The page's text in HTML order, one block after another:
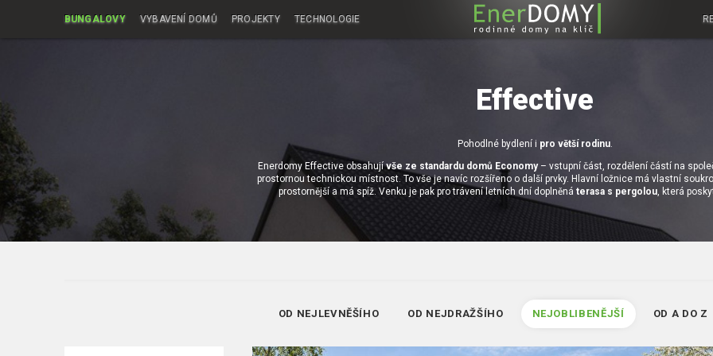
BUNGALOVY VYBAVENÍ DOMŮ PROJEKTY TECHNOLOGIE
Effective
Pohodlné bydlení i pro větší rodinu.
Enerdomy Effective obsahujívše ze standardu domů Economy– vstupní část, rozdělení částí na
prostornou technickou místnost. To vše je navíc rozšířeno o další prvky. Hlavní ložnice má vlastní
prostornější a má spíž. Venku je pak pro trávení letních dní doplněná terasa s pergolou, která
OD NEJLEVNĚŠÍHO OD NEJDRAŽŠÍHO NEJOBLIBENĚJŠÍ OD A DO Z